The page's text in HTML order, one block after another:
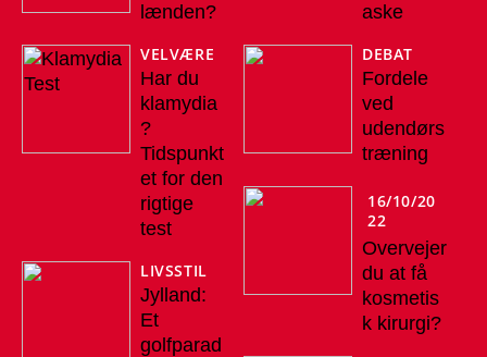
lænden?
VELVÆRE
Har du
klamydia
?
Tidspunkt
et for den
rigtige
test
LIVSSTIL
Jylland:
Et
golfparad
aske
DEBAT
Fordele
ved
udendørs
træning
16/10/20
22
Overvejer
du at få
kosmetis
k kirurgi?